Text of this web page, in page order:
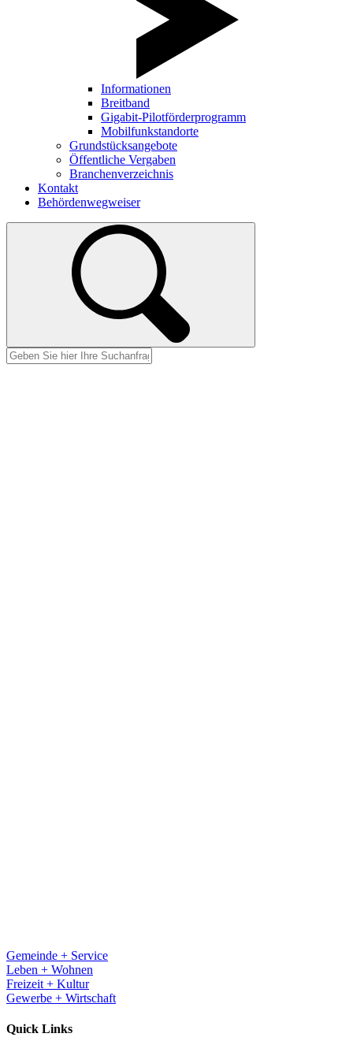
Informationen
Breitband
Gigabit-Pilotförderprogramm
Mobilfunkstandorte
Grundstücksangebote
Öffentliche Vergaben
Branchenverzeichnis
Kontakt
Behördenwegweiser
Gemeinde + Service
Leben + Wohnen
Freizeit + Kultur
Gewerbe + Wirtschaft
Quick Links